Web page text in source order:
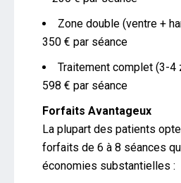
Zone double (ventre +
350 € par séance
Traitement complet (3-4
598 € par séance
Forfaits Avantageux
La plupart des patients
forfaits de 6 à 8 séances
économies substantielles :